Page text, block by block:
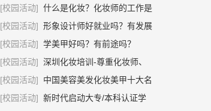
[校园活动] 什么是化妆？化妆师的工作是
[校园活动] 形象设计师好就业吗？有发展
[校园活动] 学美甲好吗？有前途吗？
[校园活动] 深圳化妆培训-尊重化妆师、
[校园活动]
中国美容美发化妆美甲十大名
[校园活动] 新时代启动大专/本科认证学